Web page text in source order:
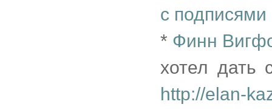
с подписями
* Финн
хотел дать
http://elan-